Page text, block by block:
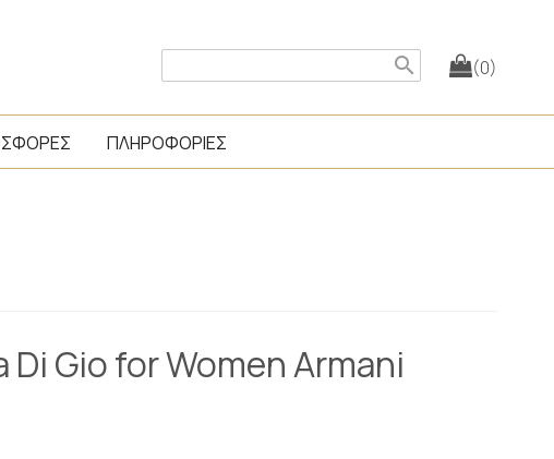
(0)
search
ΠΛΗΡΟΦΟΡΙΕΣ
Gio for Women Armani